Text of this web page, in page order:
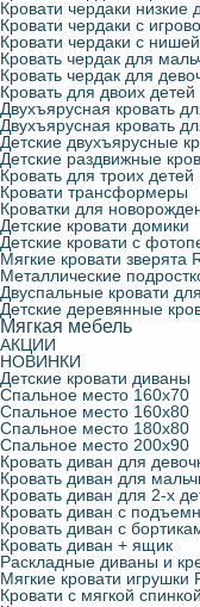
Кровати чердаки
Кровати чердаки с
Кровати чердаки с
Кровать чердак для
Кровать чердак для
Кровать для двоих детей
Двухъярусная кровать
Двухъярусная кровать
Детские двухъярусные
Детские раздвижные
Кровать для троих детей
Кровати трансформеры
Кроватки для
Детские кровати домики
Детские кровати с
Мягкие кровати зверята
Металлические
Двуспальные кровати
Детские деревянные
Мягкая мебель
АКЦИИ
НОВИНКИ
Детские кровати диваны
Спальное место 160х70
Спальное место 160х80
Спальное место 180х80
Спальное место 200х90
Кровать диван для
Кровать диван для
Кровать диван для 2-х
Кровать диван с
Кровать диван с
Кровать диван + ящик
Раскладные диваны и
Мягкие кровати игрушки
Кровати с мягкой